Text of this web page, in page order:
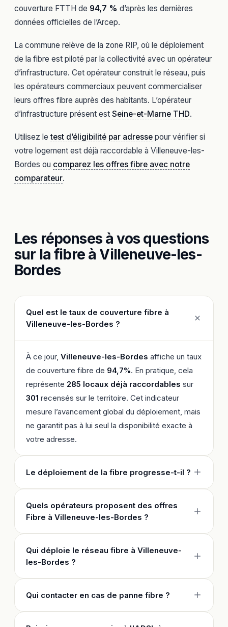
couverture FTTH de 94,7 % d’après les dernières
données officielles de l’Arcep.
La commune relève de la zone RIP, où le déploiement
de la fibre est piloté par la collectivité avec un opérateur
d’infrastructure. Cet opérateur construit le réseau, puis
les opérateurs commerciaux peuvent commercialiser
leurs offres fibre auprès des habitants. L’opérateur
d’infrastructure présent est Seine-et-Marne THD.
Utilisez letest d’éligibilité par adresse pour vérifier si
votre logement est déjà raccordable à Villeneuve-les-
Bordes ou comparez les offres fibre avec notre
comparateur.
Les réponses à vos questions
sur la fibre à Villeneuve-les-
Bordes
Quel est le taux de couverture fibre à
Villeneuve-les-Bordes ?
À ce jour, Villeneuve-les-Bordes affiche un taux
de couverture fibre de 94,7%. En pratique, cela
représente 285 locaux déjà raccordables sur
301 recensés sur le territoire. Cet indicateur
mesure l’avancement global du déploiement, mais
ne garantit pas à lui seul la disponibilité exacte à
votre adresse.
Le déploiement de la fibre progresse-t-il ?
Quels opérateurs proposent des offres
Fibre à Villeneuve-les-Bordes ?
Qui déploie le réseau fibre à Villeneuve-
les-Bordes ?
Qui contacter en cas de panne fibre ?